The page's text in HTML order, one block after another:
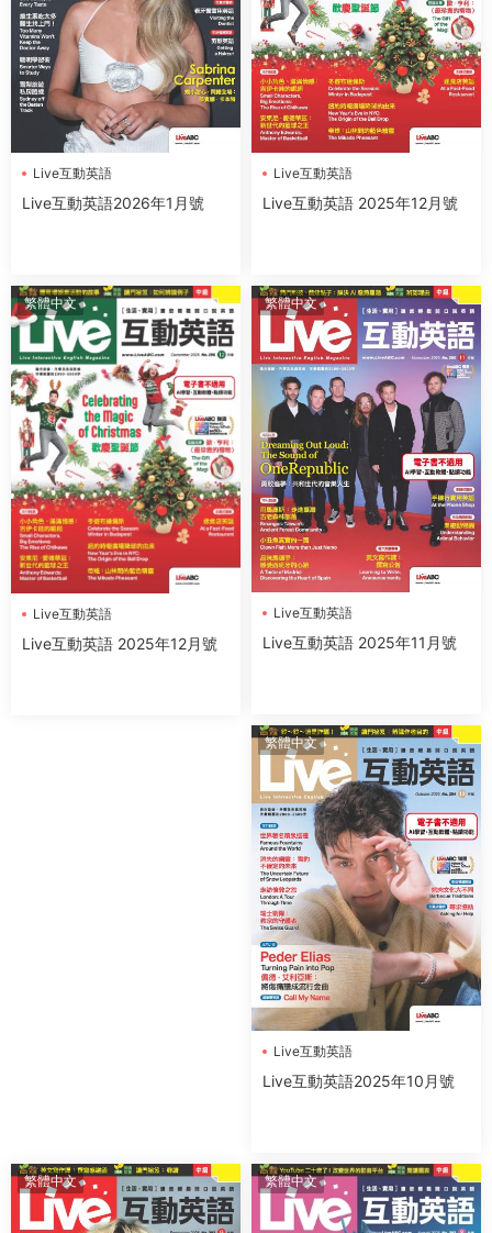
Live互動英語
Live互動英語2026年1月號
Live互動英語
Live互動英語 2025年12月號
繁體中文
Live互動英語
Live互動英語 2025年12月號
繁體中文
Live互動英語
Live互動英語 2025年11月號
繁體中文
Live互動英語
Live互動英語2025年10月號
繁體中文 繁體中文